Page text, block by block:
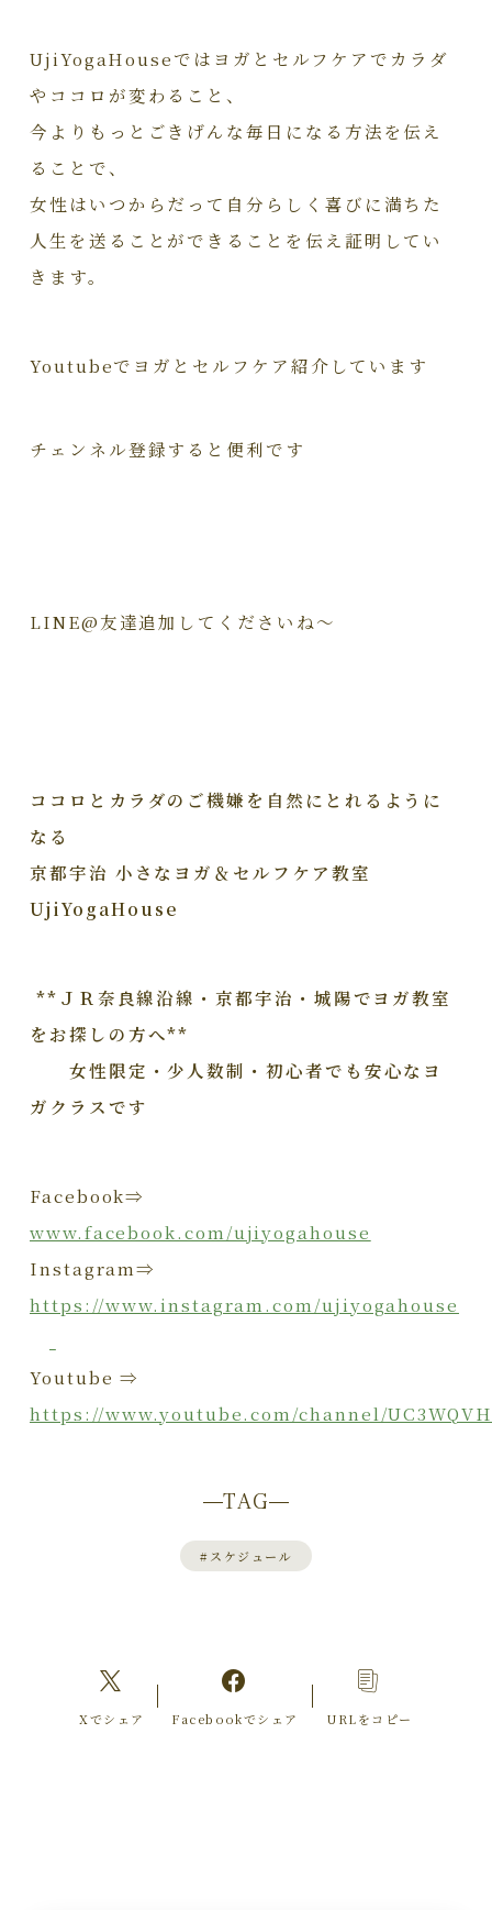
UjiYogaHouseではヨガとセルフケアでカラダ
やココロが変わること、
今よりもっとごきげんな毎日になる方法を伝え
ることで、
女性はいつからだって自分らしく喜びに満ちた
人生を送ることができることを伝え証明してい
きます。
Youtubeでヨガとセルフケア紹介しています
チェンネル登録すると便利です
LINE@友達追加してくださいね～
ココロとカラダのご機嫌を自然にとれるように
なる
京都宇治 小さなヨガ＆セルフケア教室
UjiYogaHouse
**ＪＲ奈良線沿線・京都宇治・城陽でヨガ教室
をお探しの方へ**
女性限定・少人数制・初心者でも安心なヨ
ガクラスです
Facebook⇒
www.facebook.com/ujiyogahouse
Instagram⇒
https://www.instagram.com/ujiyogahouse
Youtube ⇒
https://www.youtube.com/channel/
TAG
# スケジュール
Xでシェア Facebookでシェア URLをコピー